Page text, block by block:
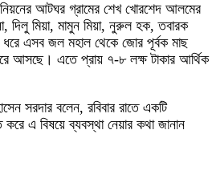
আটঘর গ্রামের শেখ খোরশেদ আলমের
দিলু মিয়া, মামুন মিয়া, নুরুল হক, তবারক
ধরে এসব জল মহাল থেকে জোর পূর্বক মাছ
আসছে। এতে প্রায় ৭-৮ লক্ষ টাকার আর্থিক
সরদার বলেন, রবিবার রাতে একটি
এ বিষয়ে ব্যবস্থা নেয়ার কথা জানান